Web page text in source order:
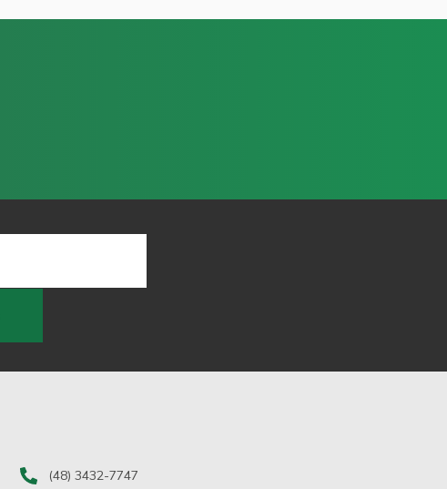
(48) 3432-7747